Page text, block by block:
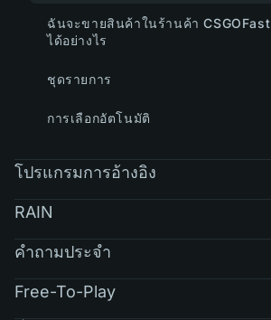
ฉันจะขายสินค้าในร้านค้า CSGOFast
ได้อย่างไร
ชุดรายการ
การเลือกอัตโนมัติ
โปรแกรมการอ้างอิง
RAIN
คำถามประจำ
Free-To-Play